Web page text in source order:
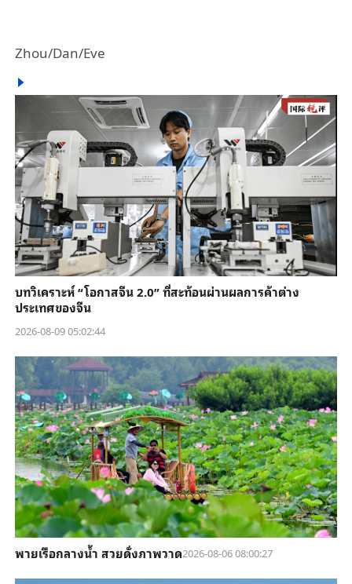
Zhou/Dan/Eve
บทวิเคราะห์ “โอกาสจีน 2.0” ที่สะท้อนผ่านผลการค้าต่าง
ประเทศของจีน
2026-08-09 05:02:44
พายเรือกลางน้ำ สวยดั่งภาพวาด2026-08-06 08:00:27